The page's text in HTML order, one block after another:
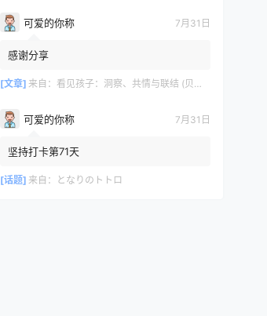
可爱的你称 7月31日
感谢分享
[文章] 来自： 看见孩子：洞察、共情与联结 (贝姬·肯尼迪) (mobi,azw3,epub)
可爱的你称 7月31日
坚持打卡第71天
[话题] 来自： となりのトトロ